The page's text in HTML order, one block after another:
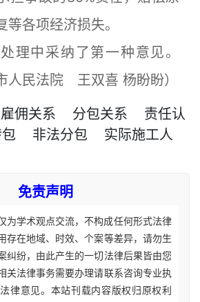
各项经济损失。
中采纳了第一种意见。
人民法院 王双喜 杨盼盼）
雇佣关系 分包关系
责任认
非法分包 实际施工人
免责声明
为学术观点交流，不构成任何形式法律
存在地域、时效、个案等差异，请勿生
纠纷，由此产生的一切法律后果皆由您
关法律事务需要办理请联系咨询专业执
律意见。本站刊载内容版权归原权利